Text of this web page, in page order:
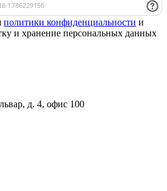
политики конфиденциальности и
и хранение персональных данных
д. 4, офис 100